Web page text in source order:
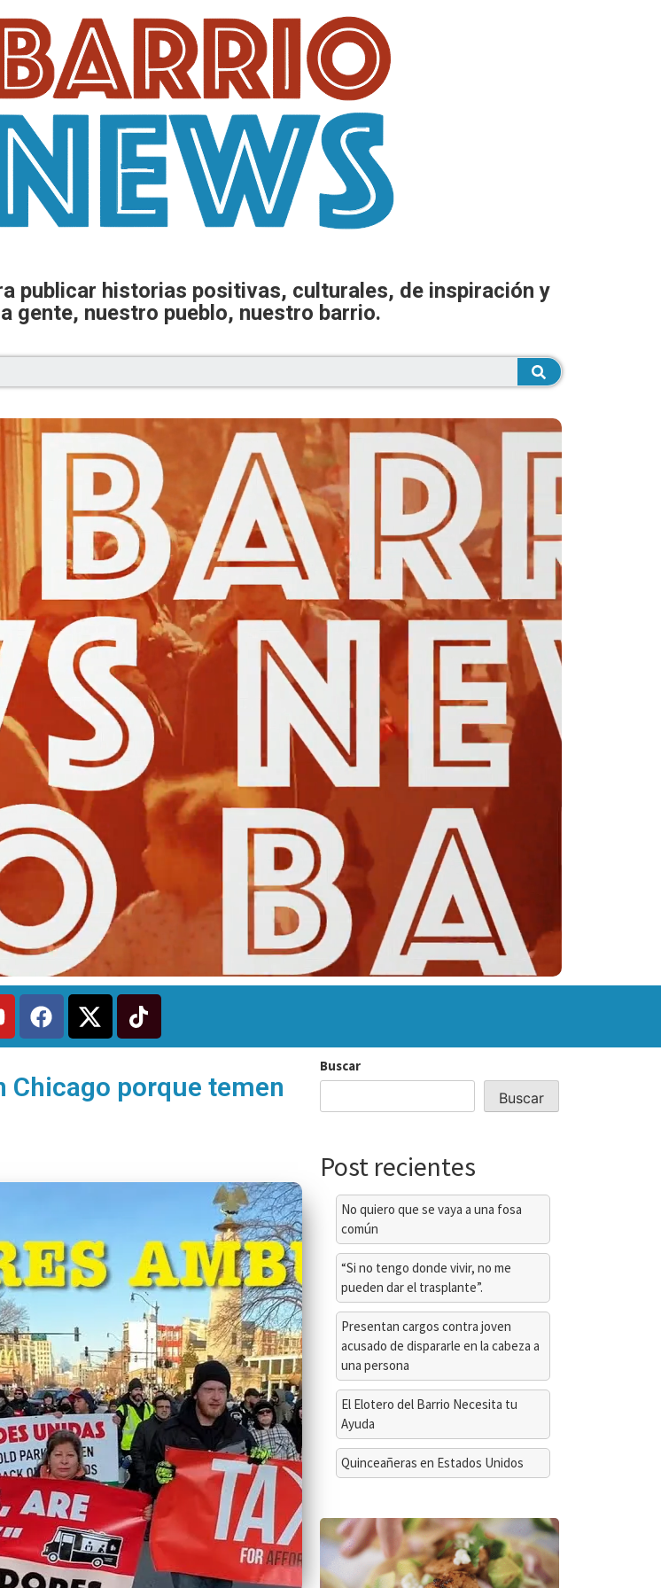
publicar historias positivas, culturales, de inspiración y
gente, nuestro pueblo, nuestro barrio.
Chicago porque temen
Buscar
Buscar
Post recientes
No quiero que se vaya a una fosa
común
“Si no tengo donde vivir, no me
pueden dar el trasplante”.
Presentan cargos contra joven
acusado de dispararle en la cabeza a
una persona
El Elotero del Barrio Necesita tu
Ayuda
Quinceañeras en Estados Unidos